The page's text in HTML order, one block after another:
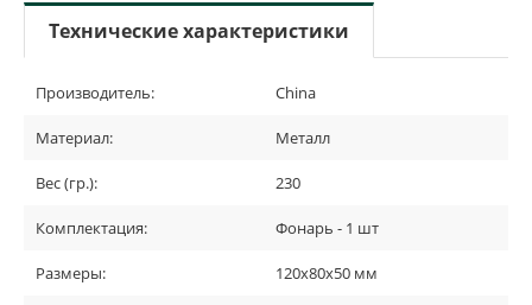
Технические характеристики
Производитель: China
Материал: Металл
Вес (гр.): 230
Комплектация: Фонарь - 1 шт
Размеры: 120х80х50 мм